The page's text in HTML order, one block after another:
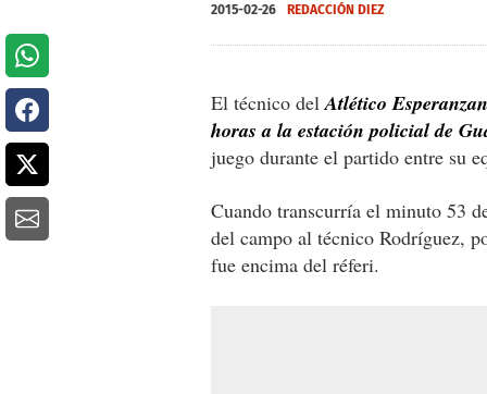
2015-02-26 REDACCIÓN DIEZ
El técnico delAtlético
horas a la estación policial de
juego durante el partido entre su
Cuando transcurría el minuto 53
del campo al técnico Rodríguez,
fue encima del réferi.